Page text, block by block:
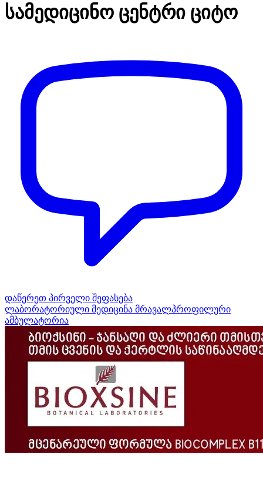
სამედიცინო ცენტრი ციტო
დაწერეთ პირველი შეფასება
ლაბორატორიული მედიცინა მრავალპროფილური
ამბულატორია